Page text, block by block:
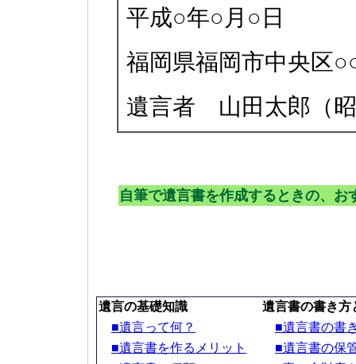
平成○年○月○日
福岡県福岡市中央区
遺言者 山田太郎
自筆で遺言書を作成するときの、お
遺言の基礎知識
遺言書の書き方
■遺言って何？
■遺言書を作るメリット
■遺言書の書
■遺言書の保